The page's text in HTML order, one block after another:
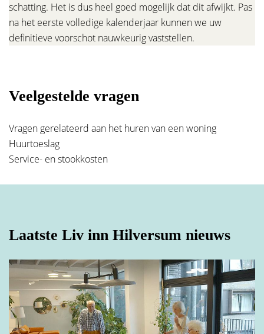
schatting. Het is dus heel goed mogelijk dat dit afwijkt. Pas
na het eerste volledige kalenderjaar kunnen we uw
definitieve voorschot nauwkeurig vaststellen.
Veelgestelde vragen
Vragen gerelateerd aan het huren van een woning
Huurtoeslag
Service- en stookkosten
Laatste Liv inn Hilversum nieuws